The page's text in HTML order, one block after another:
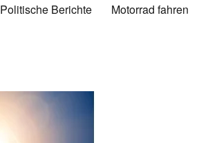
Politische Berichte Motorrad fahren